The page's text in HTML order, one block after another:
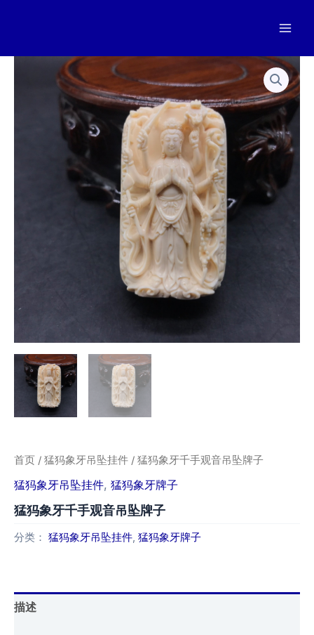
首页 / 猛犸象牙吊坠挂件 / 猛犸象牙千手观音吊坠牌子
猛犸象牙吊坠挂件, 猛犸象牙牌子
猛犸象牙千手观音吊坠牌子
分类： 猛犸象牙吊坠挂件, 猛犸象牙牌子
描述